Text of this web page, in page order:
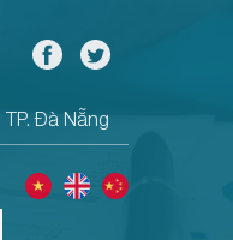
Đà Nẵng